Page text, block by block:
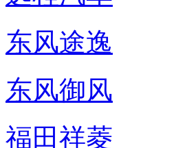
东风途逸
东风御风
福田祥菱